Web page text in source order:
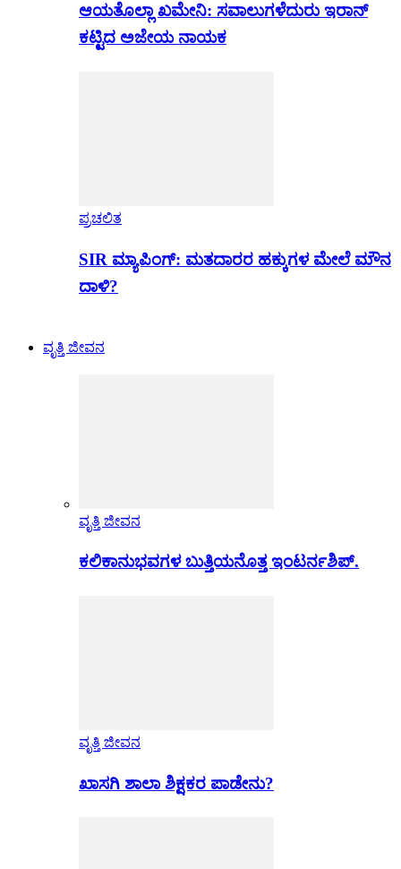
ಆಯತೊಲ್ಲಾ ಖಮೇನಿ: ಸವಾಲುಗಳೆದುರು ಇರಾನ್
ಕಟ್ಟಿದ ಅಜೇಯ ನಾಯಕ
ಪ್ರಚಲಿತ
SIR ಮ್ಯಾಪಿಂಗ್: ಮತದಾರರ ಹಕ್ಕುಗಳ ಮೇಲೆ ಮೌನ
ದಾಳಿ?
ವೃತ್ತಿ ಜೀವನ
ವೃತ್ತಿ ಜೀವನ
ಕಲಿಕಾನುಭವಗಳ ಬುತ್ತಿಯನೊತ್ತ ಇಂಟರ್ನಶಿಪ್.
ವೃತ್ತಿ ಜೀವನ
ಖಾಸಗಿ ಶಾಲಾ ಶಿಕ್ಷಕರ ಪಾಡೇನು?